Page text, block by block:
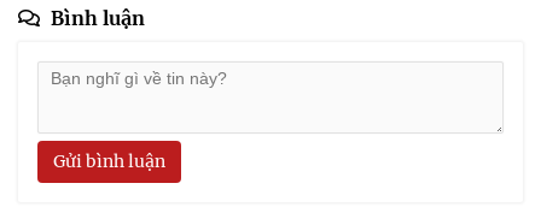
Bình luận
Gửi bình luận